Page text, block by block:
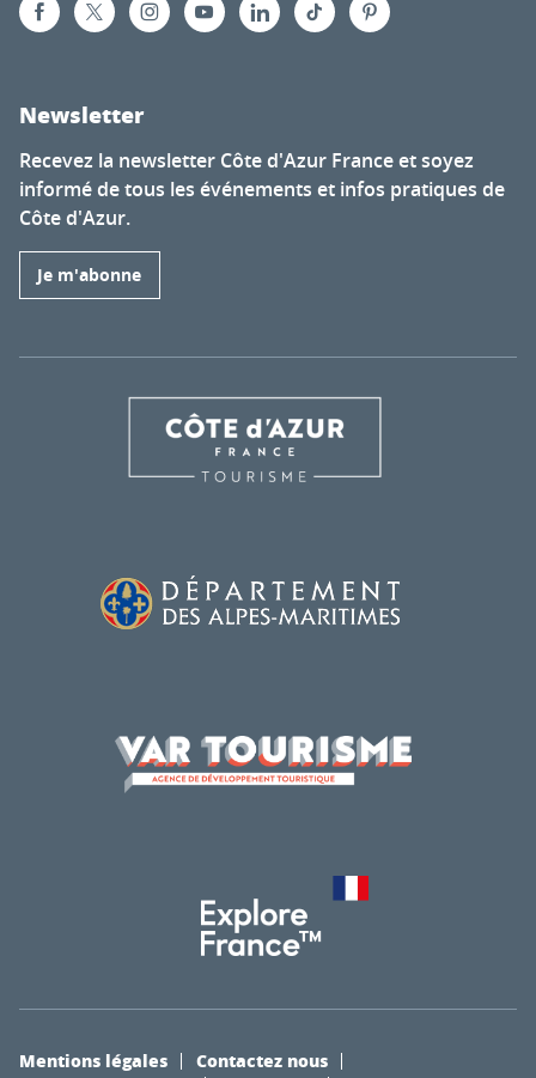
Newsletter
Recevez la newsletter Côte d'Azur France et soyez
informé de tous les événements et infos pratiques de
Côte d'Azur.
Je m'abonne
Mentions légales
Contactez nous